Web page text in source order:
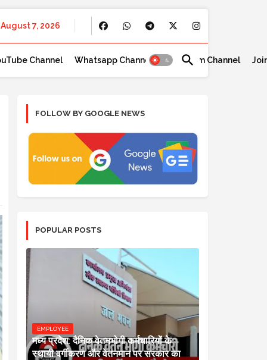
August 7, 2026
Channel Whatsapp Channel Telegram Channel
FOLLOW BY GOOGLE NEWS
POPULAR POSTS
EMPLOYEE
मध्य प्रदेश: दैनिक वेतनभोगी कर्मचारियों के
स्थायी वर्गीकरण और वेतनमान पर सरकार का